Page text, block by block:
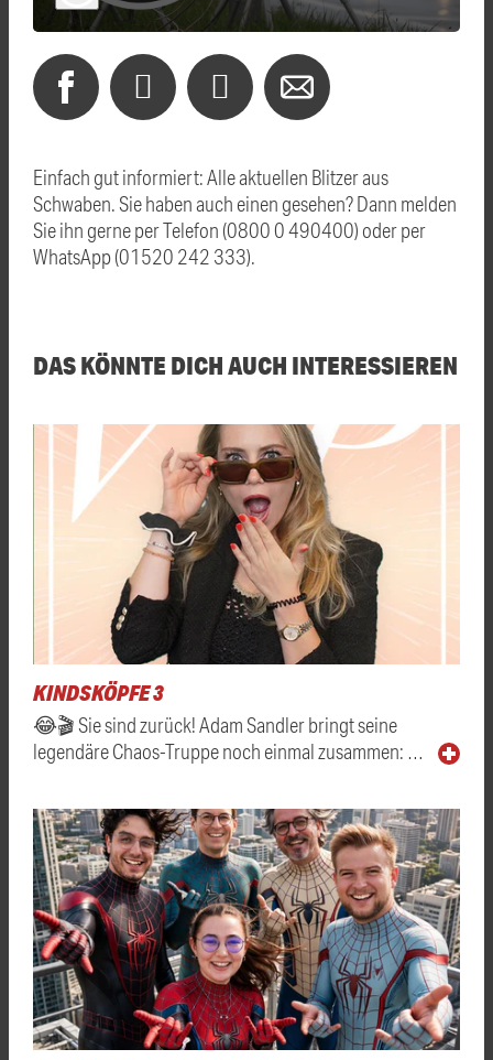
Einfach gut informiert: Alle aktuellen Blitzer aus
Schwaben. Sie haben auch einen gesehen? Dann melden
Sie ihn gerne per Telefon (0800 0 490400) oder per
WhatsApp (01520 242 333).
DAS KÖNNTE DICH AUCH INTERESSIEREN
KINDSKÖPFE 3
😂🎬 Sie sind zurück! Adam Sandler bringt seine
legendäre Chaos-Truppe noch einmal zusammen: …